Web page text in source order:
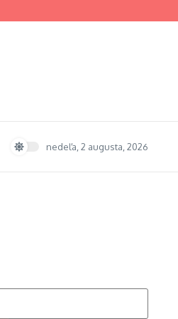
nedeľa, 2 augusta, 2026